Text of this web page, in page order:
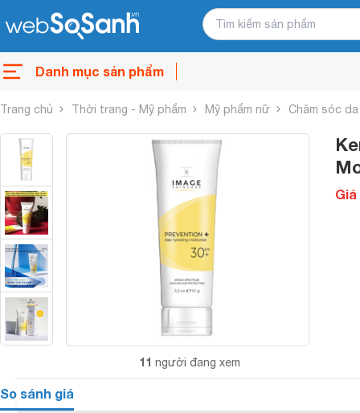
Danh mục sản phẩm
Trang chủ Thời trang - Mỹ phẩm Mỹ phẩm nữ Chăm sóc da
11 người đang xem
So sánh giá